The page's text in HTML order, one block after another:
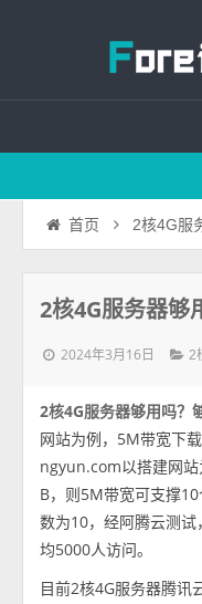
首页 2核4G服
2核4G服务器够
2024年3月16日 2
2核4G服务器够用吗？
网站为例，5M带宽下
ngyun.com以搭建网
B，则5M带宽可支撑
数为10，经阿腾云测
均5000人访问。
目前2核4G服务器腾讯